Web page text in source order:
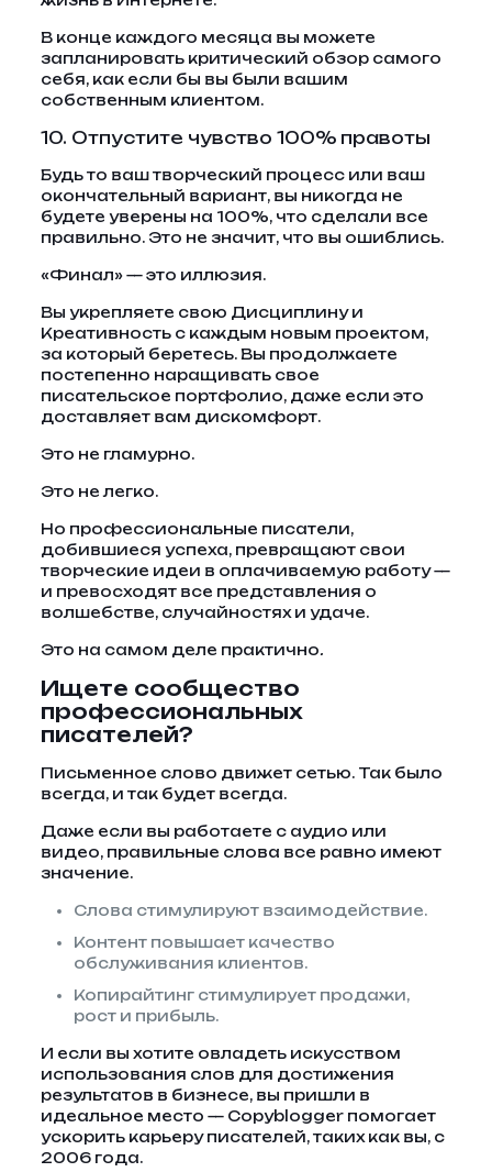
В конце каждого месяца вы можете
запланировать критический обзор самого
себя, как если бы вы были вашим
собственным клиентом.
10. Отпустите чувство 100% правоты
Будь то ваш творческий процесс или ваш
окончательный вариант, вы никогда не
будете уверены на 100%, что сделали все
правильно. Это не значит, что вы ошиблись.
«Финал» — это иллюзия.
Вы укрепляете свою Дисциплину и
Креативность с каждым новым проектом,
за который беретесь. Вы продолжаете
постепенно наращивать свое
писательское портфолио, даже если это
доставляет вам дискомфорт.
Это не гламурно.
Это не легко.
Но профессиональные писатели,
добившиеся успеха, превращают свои
творческие идеи в оплачиваемую работу —
и превосходят все представления о
волшебстве, случайностях и удаче.
Это на самом деле практично.
Ищете сообщество
профессиональных
писателей?
Письменное слово движет сетью. Так было
всегда, и так будет всегда.
Даже если вы работаете с аудио или
видео, правильные слова все равно имеют
значение.
Слова стимулируют взаимодействие.
Контент повышает качество
обслуживания клиентов.
Копирайтинг стимулирует продажи,
рост и прибыль.
И если вы хотите овладеть искусством
использования слов для достижения
результатов в бизнесе, вы пришли в
идеальное место — Copyblogger помогает
ускорить карьеру писателей, таких как вы, с
2006 года.